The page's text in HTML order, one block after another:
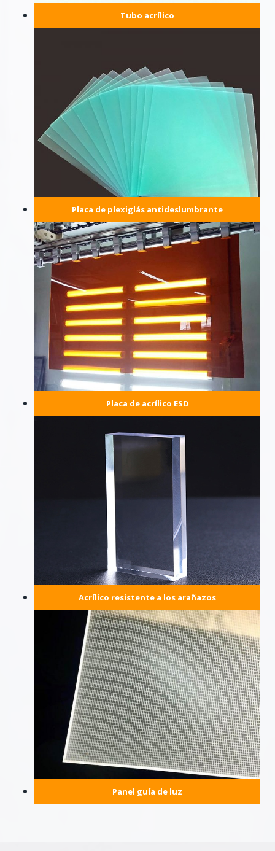
Tubo acrílico
Placa de plexiglás antideslumbrante
Placa de acrílico ESD
Acrílico resistente a los arañazos
Panel guía de luz